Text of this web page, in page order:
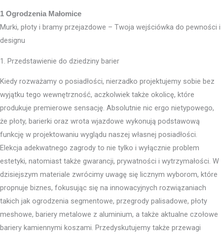
1 Ogrodzenia Małomice
Murki, płoty i bramy przejazdowe – Twoja wejściówka do pewności i
designu
1. Przedstawienie do dziedziny barier
Kiedy rozważamy o posiadłości, nierzadko projektujemy sobie bez
wyjątku tego wewnętrzność, aczkolwiek także okolicę, które
produkuje premierowe sensację. Absolutnie nic ergo nietypowego,
że płoty, barierki oraz wrota wjazdowe wykonują podstawową
funkcję w projektowaniu wyglądu naszej własnej posiadłości.
Elekcja adekwatnego zagrody to nie tylko i wyłącznie problem
estetyki, natomiast także gwarancji, prywatności i wytrzymałości. W
dzisiejszym materiale zwrócimy uwagę się licznym wyborom, które
propnuje biznes, fokusując się na innowacyjnych rozwiązaniach
takich jak ogrodzenia segmentowe, przegrody palisadowe, płoty
meshowe, bariery metalowe z aluminium, a także aktualne czołowe
bariery kamiennymi koszami. Przedyskutujemy także przewagi